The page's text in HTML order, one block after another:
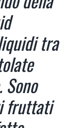
tra
fruttati